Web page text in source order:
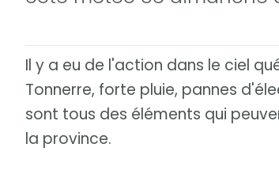
Il y a eu de l'action dans le ciel
Tonnerre, forte pluie, pannes
sont tous des éléments qui
la province.